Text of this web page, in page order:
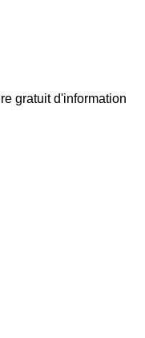
gratuit d'information